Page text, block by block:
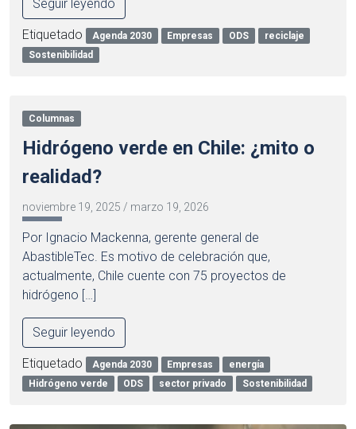
Seguir leyendo
Etiquetado Agenda 2030 Empresas ODS
reciclaje
Sostenibilidad
Columnas
Hidrógeno verde en Chile: ¿mito o
realidad?
noviembre 19, 2025 / marzo 19, 2026
Por Ignacio Mackenna, gerente general de
AbastibleTec. Es motivo de celebración que,
actualmente, Chile cuente con 75 proyectos de
hidrógeno […]
Seguir leyendo
Etiquetado Agenda 2030 Empresas
energía
Hidrógeno verde
ODS sector privado Sostenibilidad